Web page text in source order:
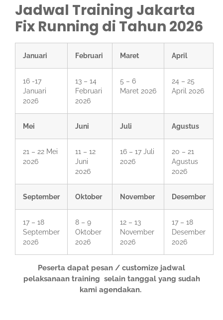
Jadwal Training Jakarta
Fix Running di Tahun 2026
Januari Februari Maret April
16 -17
Januari
2026
13 – 14
Februari
2026
5 – 6
Maret 2026
24 – 25
April 2026
Mei Juni Juli Agustus
21 – 22 Mei
2026
11 – 12
Juni
2026
16 – 17 Juli
2026
20 – 21
Agustus
2026
September Oktober November Desember
17 – 18
September
2026
8 – 9
Oktober
2026
12 – 13
November
2026
17 – 18
Desember
2026
Peserta dapat pesan / customize jadwal
pelaksanaan training selain tanggal yang sudah
kami agendakan.